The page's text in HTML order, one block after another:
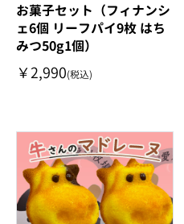
お菓子セット（フィナンシ
ェ6個 リーフパイ9枚 はち
みつ50g1個）
￥2,990(税込)